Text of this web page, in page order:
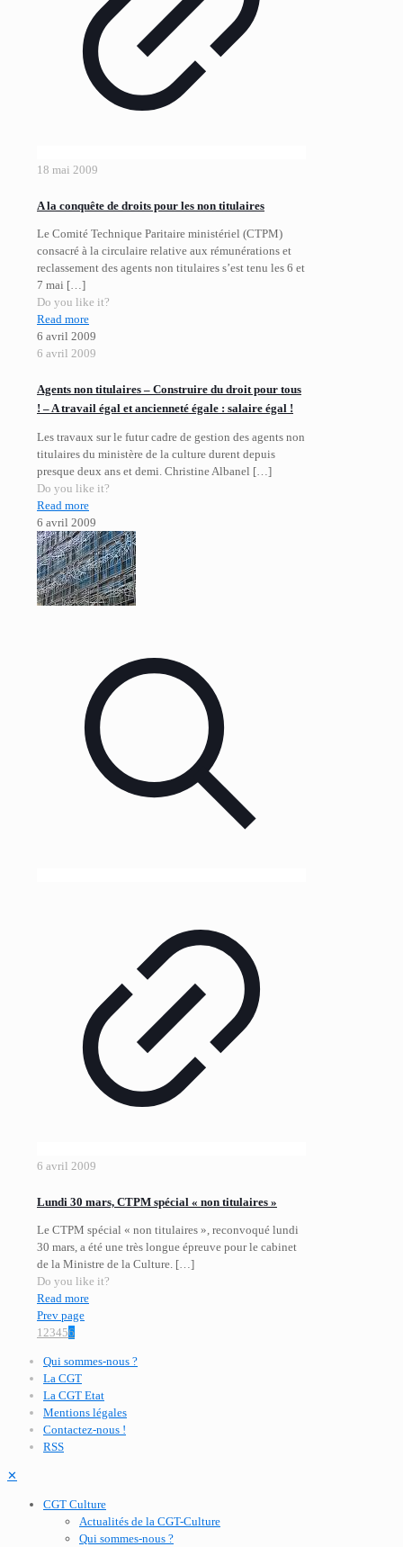
18 mai 2009
A la conquête de droits pour les non titulaires
Le Comité Technique Paritaire ministériel (CTPM)
consacré à la circulaire relative aux rémunérations et
reclassement des agents non titulaires s’est tenu les 6 et
7 mai […]
Do you like it?
Read more
6 avril 2009
6 avril 2009
Agents non titulaires – Construire du droit pour tous
! – A travail égal et ancienneté égale : salaire égal !
Les travaux sur le futur cadre de gestion des agents non
titulaires du ministère de la culture durent depuis
presque deux ans et demi. Christine Albanel […]
Do you like it?
Read more
6 avril 2009
6 avril 2009
Lundi 30 mars, CTPM spécial « non titulaires »
Le CTPM spécial « non titulaires », reconvoqué lundi
30 mars, a été une très longue épreuve pour le cabinet
de la Ministre de la Culture. […]
Do you like it?
Read more
Prev page
1 23456
Qui sommes-nous ?
La CGT
La CGT Etat
Mentions légales
Contactez-nous !
RSS
✕
CGT Culture
Actualités de la CGT-Culture
Qui sommes-nous ?